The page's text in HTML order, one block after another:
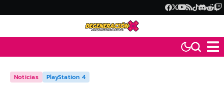
Noticias PlayStation 4